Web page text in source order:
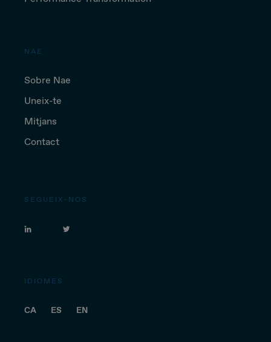
NAE
Sobre Nae
Uneix-te
Mitjans
Contact
SEGUEIX-NOS
IDIOMES
CA ES EN